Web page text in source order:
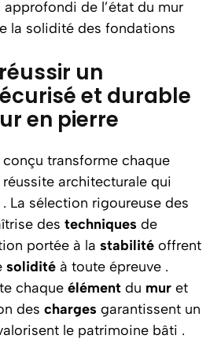
de l’état du mur
la solidité des fondations
un
et durable
en pierre
conçu transforme chaque
réussite architecturale qui
La sélection rigoureuse des
des techniques de
portée à la stabilité offrent
solidité à toute épreuve .
chaque élément du mur et
des charges garantissent un
le patrimoine bâti .